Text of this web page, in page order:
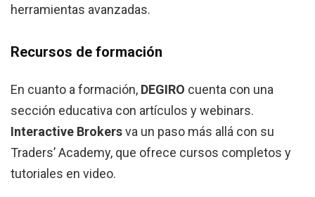
herramientas avanzadas.
Recursos de formación
En cuanto a formación, DEGIRO cuenta con una
sección educativa con artículos y webinars.
Interactive Brokersva un paso más allá con su
Traders’ Academy, que ofrece cursos completos y
tutoriales en video.